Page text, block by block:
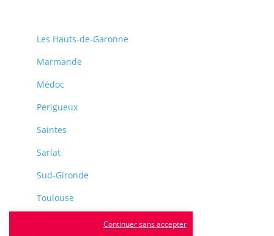
Les Hauts-de-Garonne
Marmande
Médoc
Perigueux
Saintes
Sarlat
Sud-Gironde
Toulouse
Continuer sans accepter